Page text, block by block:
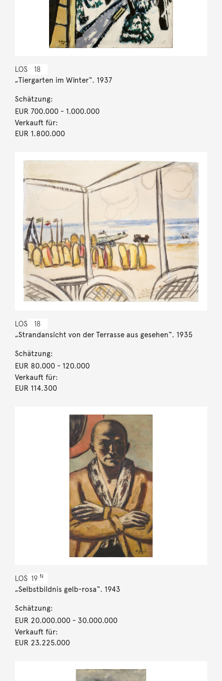
LOS 18
„Tiergarten im Winter“. 1937
Schätzung:
EUR 700.000- 1.000.000
Verkauft für:
EUR 1.800.000
LOS 18
„Strandansicht von der Terrasse aus gesehen“. 1935
Schätzung:
EUR 80.000- 120.000
Verkauft für:
EUR 114.300
LOS 19 N
„Selbstbildnis gelb-rosa“. 1943
Schätzung:
EUR 20.000.000- 30.000.000
Verkauft für:
EUR 23.225.000